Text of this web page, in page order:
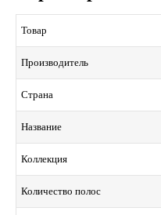
Товар
Производитель
Страна
Название
Коллекция
Количество полос